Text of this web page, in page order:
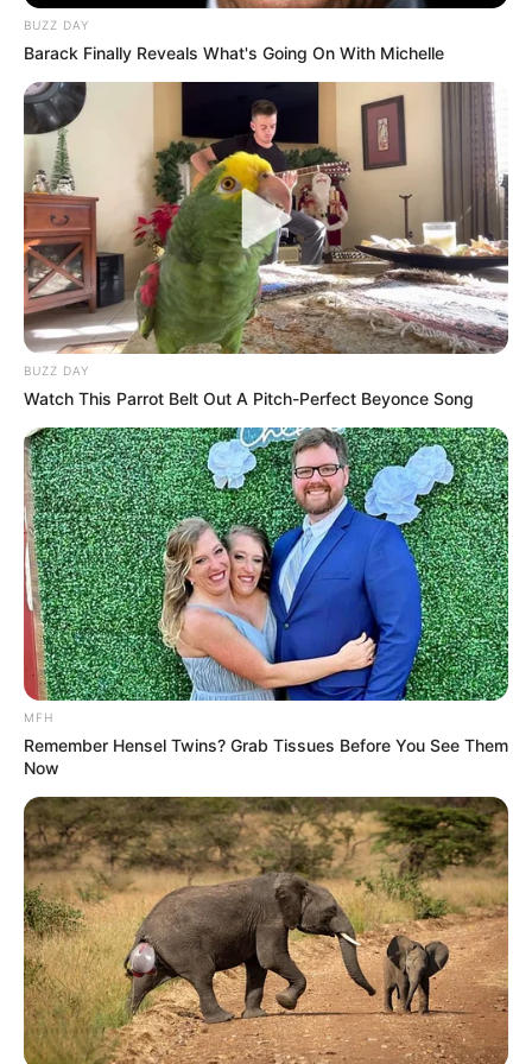
ΠΟΙΟΣ ΣΚΟΤΩΣΕ ΤΟΝ
ΚΑΠΟΔΙΣΤΡΙΑ;;[Η δολοφονία
του Καποδίστρια – Ποιοι
ήταν οι πραγματικοί...
Υγειονομικοί: Επιστολή-
κόλαφος στην επέτειο των
αναστολών..
Email address:
Όλα τα κείμενα και οι εικόνες είναι πνευματική ιδιοκτησία του
ΝΙΚΟΛΑΟΣ ΑΝΑΞΙΜΑΝΔΡΟΣ. Aπαγορεύεται η αναπαραγωγή, η
αναδημοσίευση και η τροποποίησή τους χωρίς προηγούμενη
γραπτή άδεια του δημιουργού τους. Με επιφύλαξη κάθε νόμιμου
δικαιώματος. Διαβάστε τηνΠολιτική Απορρήτουτου website πριν
να το χρησιμοποιήσετε, καθώς χρησιμοποιώντας το την
αποδέχεστε. Ο ιστότοπος διατηρεί το δικαίωμα να τροποποιήσει
τους όρους χρήσης.
Επικοινωνήστε μαζί μας:nikolaosgeor@gmail.com
BUZZ DAY
Barack Finally Reveals What's Going On With Michelle
BUZZ DAY
Watch This Parrot Belt Out A Pitch-Perfect Beyonce Song
MFH
Remember Hensel Twins? Grab Tissues Before You See Them
Now